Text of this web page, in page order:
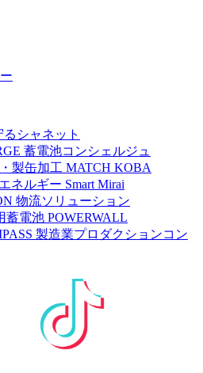
シャネット
蓄電池コンシェルジュ
製缶加工 MATCH KOBA
ネルギー Smart Mirai
物流ソリューション
蓄電池 POWERWALL
製造業プロダクションコン